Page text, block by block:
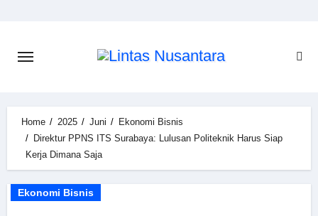
Home 2025 Juni
Ekonomi Bisnis
Direktur PPNS ITS Surabaya: Lulusan Politeknik Harus Siap
Kerja Dimana Saja
Ekonomi Bisnis